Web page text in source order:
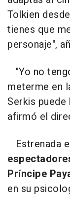
Tolkien
tienes que
personaje",
"Yo no
meterme en
Serkis
afirmó el
Estrenada
Príncipe
en su